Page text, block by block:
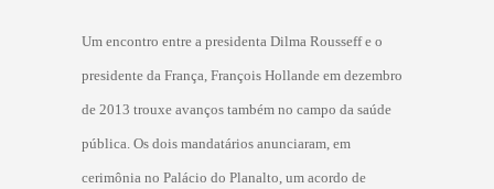
Um encontro entre a presidenta Dilma Rousseff e o
presidente da França, François Hollande em dezembro
de 2013 trouxe avanços também no campo da saúde
pública. Os dois mandatários anunciaram, em
cerimônia no Palácio do Planalto, um acordo de